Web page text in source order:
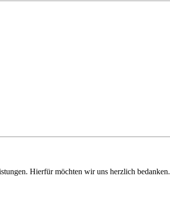
Hierfür möchten wir uns herzlich bedanken.